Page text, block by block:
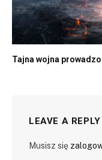
Tajna wojna
LEAVE A REPLY
Musisz się